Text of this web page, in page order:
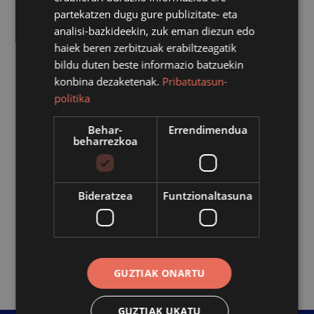
Emandako laguntzaren publizitatea
Ibai-Eder kalea, 3-ko sustapenean alokairuan eginiko
jeitsiera konpentsatzeko dirulaguntza
Ebazpena:
Kopurua:52.398,00€
Onuraduna:Azpeitia Berritzen S.A.
Aurrekontuko partida:
1.0201.433.152.10.01 2024
Azpeitia Berritzen etxebizitzak alokatzea.
Interes orokorra:
Etxebizitza publikoaren
sustapenaren baitan "ahalbide txikiena dutenei
partekatzen dugu gure publizitate- eta
analisi-bazkideekin, zuk eman diezun edo
haiek beren zerbitzuak erabiltzeagatik
bildu duten beste informazio batzuekin
konbina dezaketenak. Pribatutasun-
politika
Behar-
beharrezkoa
Errendimendua
Bideratzea Funtzionaltasuna
GUZTIAK ONARTU
GUZTIAK UKATU